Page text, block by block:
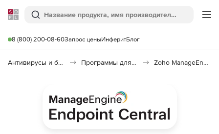
Softline
Поиск
8 (800) 200-08-60Запрос ценыИнферитБлог
Антивирусы и безопасность Программы для защиты информации Zoho ManageEngine Endpoint Central